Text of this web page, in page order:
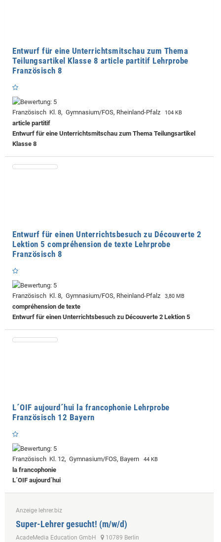
Entwurf für eine Unterrichtsmitschau zum Thema
Teilungsartikel Klasse 8 article partitif Lehrprobe
Französisch 8
Französisch Kl. 8, Gymnasium/FOS, Rheinland-Pfalz 104 KB
article partitif
Entwurf für eine Unterrichtsmitschau zum Thema Teilungsartikel
Klasse 8
Entwurf für einen Unterrichtsbesuch zu Découverte 2
Lektion 5 compréhension de texte Lehrprobe
Französisch 8
Französisch Kl. 8, Gymnasium/FOS, Rheinland-Pfalz 3,80 MB
compréhension de texte
Entwurf für einen Unterrichtsbesuch zu Découverte 2 Lektion 5
L´OIF aujourd´hui la francophonie Lehrprobe
Französisch 12 Bayern
Französisch Kl. 12, Gymnasium/FOS, Bayern 44 KB
la francophonie
L´OIF aujourd´hui
Anzeige lehrer.biz
Super-Lehrer gesucht! (m/w/d)
AcadeMedia Education GmbH 10789 Berlin